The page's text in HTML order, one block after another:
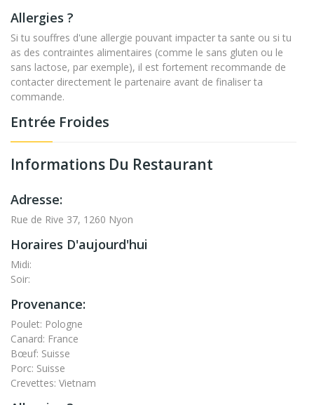
Entrée Froides
Informations Du Restaurant
Adresse:
Rue de Rive 37, 1260 Nyon
Horaires D'aujourd'hui
Midi:
Soir:
Provenance:
Poulet: Pologne
Canard: France
Bœuf: Suisse
Porc: Suisse
Crevettes: Vietnam
Allergies ?
Si tu souffres d'une allergie pouvant impacter ta sante ou si tu
as des contraintes alimentaires (comme le sans gluten ou le
sans lactose, par exemple), il est fortement recommande de
contacter directement le partenaire avant de finaliser ta
commande.